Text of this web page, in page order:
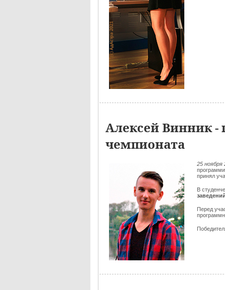
Алексей Винник -
чемпионата
25 ноября
принял
В
Перед